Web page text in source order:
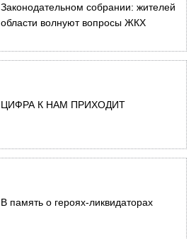
Законодательном собрании: жителей
области волнуют вопросы ЖКХ
ЦИФРА К НАМ ПРИХОДИТ
В память о героях-ликвидаторах